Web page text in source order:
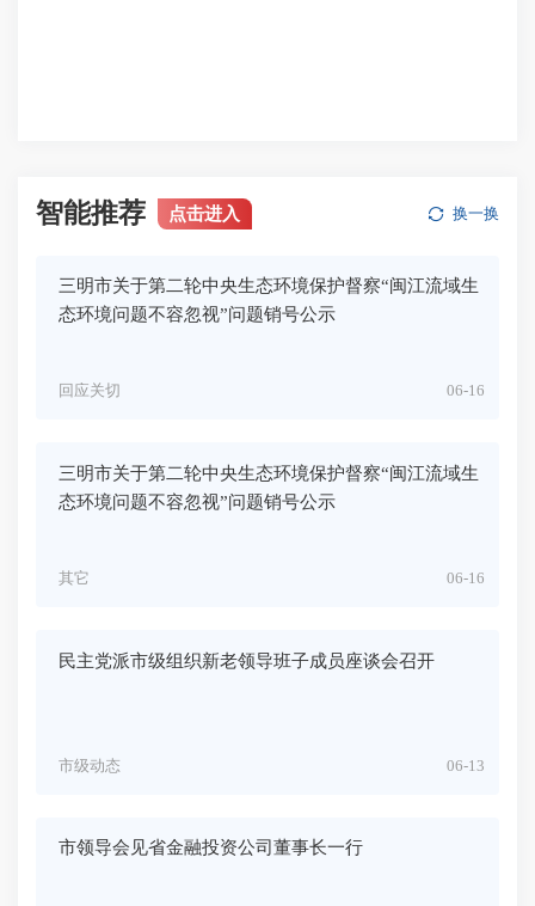
智能推荐 点击进入 换一换
三明市关于第二轮中央生态环境保护督察“闽江流域生
态环境问题不容忽视”问题销号公示
06-16
回应关切
三明市关于第二轮中央生态环境保护督察“闽江流域生
态环境问题不容忽视”问题销号公示
06-16
其它
民主党派市级组织新老领导班子成员座谈会召开
06-13
市级动态
市领导会见省金融投资公司董事长一行